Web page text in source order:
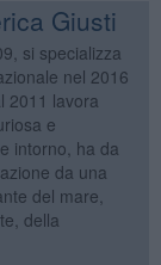
Giusti
si specializza
nel 2016
2011 lavora
e
intorno, ha da
da una
del mare,
della